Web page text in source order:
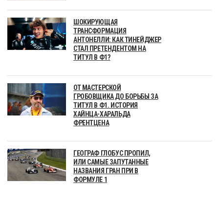
ШОКИРУЮЩАЯ
ТРАНСФОРМАЦИЯ
АНТОНЕЛЛИ: КАК ТИНЕЙДЖЕР
СТАЛ ПРЕТЕНДЕНТОМ НА
ТИТУЛ В Ф1?
ОТ МАСТЕРСКОЙ
ГРОБОВЩИКА ДО БОРЬБЫ ЗА
ТИТУЛ В Ф1. ИСТОРИЯ
ХАЙНЦА-ХАРАЛЬДА
ФРЕНТЦЕНА
ГЕОГРАФ ГЛОБУС ПРОПИЛ,
ИЛИ САМЫЕ ЗАПУТАННЫЕ
НАЗВАНИЯ ГРАН ПРИ В
ФОРМУЛЕ 1